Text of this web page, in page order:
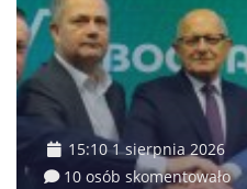
15:10 1 sierpnia 2026
10 osób skomentowało